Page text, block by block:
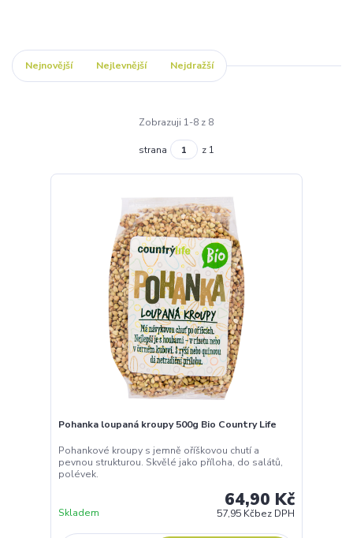
Nejnovější Nejlevnější Nejdražší
Zobrazuji 1-8 z 8
strana z 1
Pohanka loupaná kroupy 500g Bio Country Life
Pohankové kroupy s jemně oříškovou chutí a
pevnou strukturou. Skvělé jako příloha, do salátů,
polévek.
64,90 Kč
57,95 Kčbez DPH
Skladem